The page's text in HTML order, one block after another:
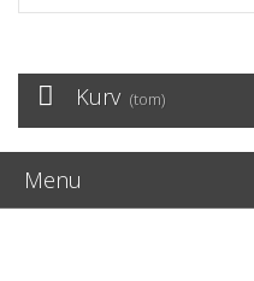
Kurv (tom)
Menu